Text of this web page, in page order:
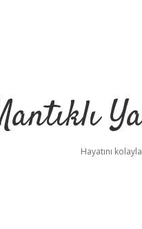
Hayatını